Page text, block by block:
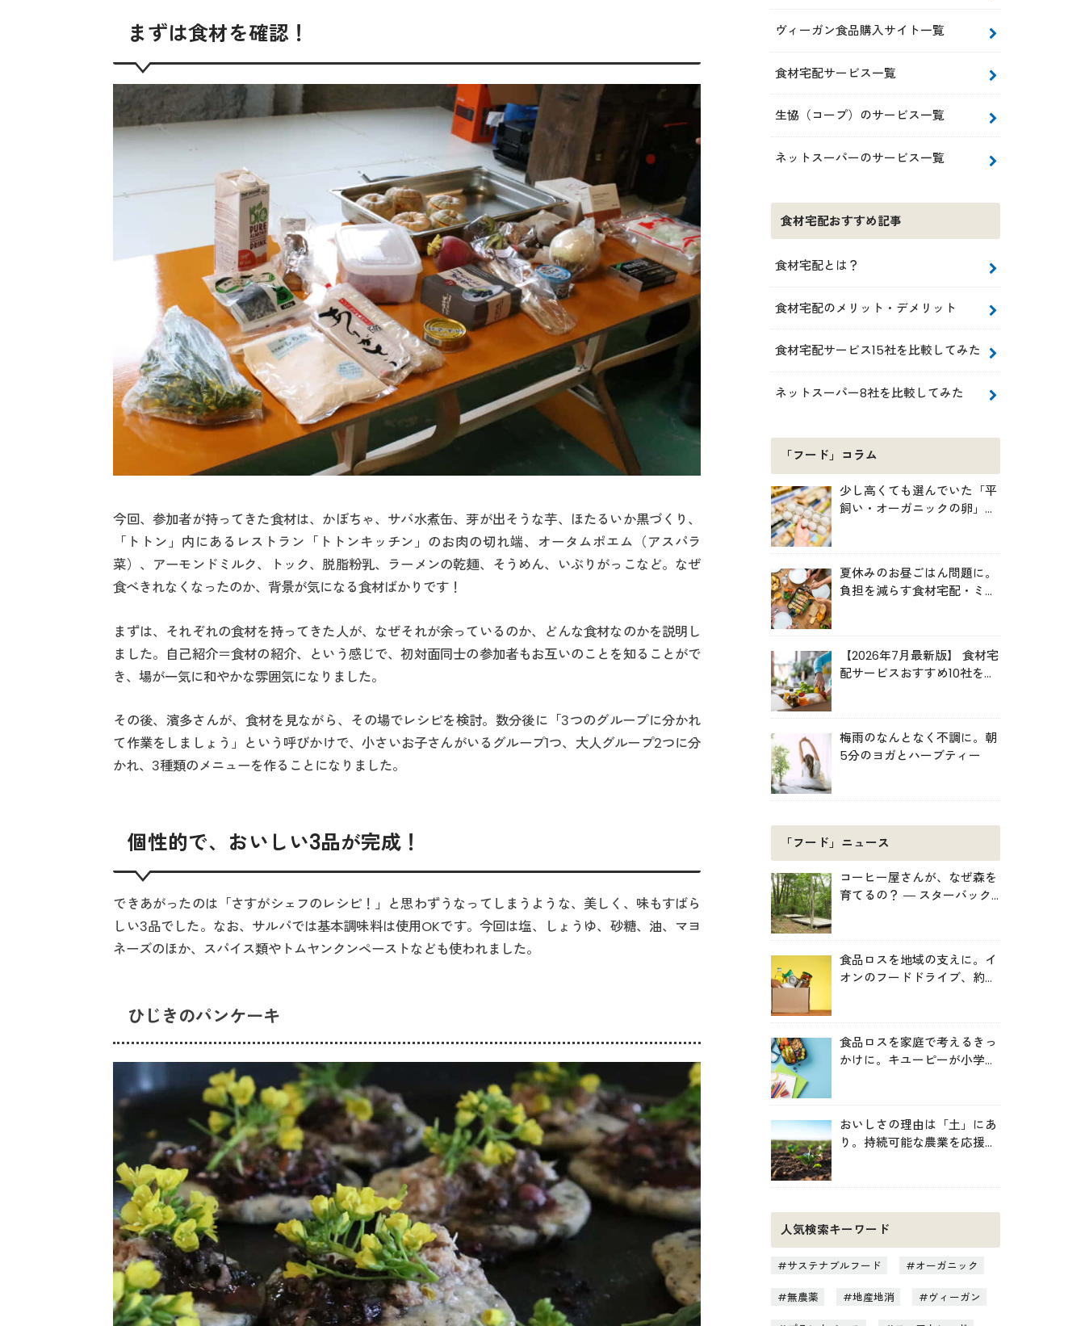
まずは食材を確認！
今回、参加者が持ってきた食材は、かぼちゃ、サバ水煮缶、芽が出そうな芋、ほたるいか黒づくり、
「トトン」内にあるレストラン「トトンキッチン」のお肉の切れ端、オータムポエム（アスパラ
菜）、アーモンドミルク、トック、脱脂粉乳、ラーメンの乾麺、そうめん、いぶりがっこなど。なぜ
食べきれなくなったのか、背景が気になる食材ばかりです！
まずは、それぞれの食材を持ってきた人が、なぜそれが余っているのか、どんな食材なのかを説明し
ました。自己紹介＝食材の紹介、という感じで、初対面同士の参加者もお互いのことを知ることがで
き、場が一気に和やかな雰囲気になりました。
その後、濱多さんが、食材を見ながら、その場でレシピを検討。数分後に「3つのグループに分かれ
て作業をしましょう」という呼びかけで、小さいお子さんがいるグループ1つ、大人グループ2つに分
かれ、3種類のメニューを作ることになりました。
個性的で、おいしい3品が完成！
できあがったのは「さすがシェフのレシピ！」と思わずうなってしまうような、美しく、味もすばら
しい3品でした。なお、サルパでは基本調味料は使用OKです。今回は塩、しょうゆ、砂糖、油、マヨ
ネーズのほか、スパイス類やトムヤンクンペーストなども使われました。
ひじきのパンケーキ
ヴィーガン食品購入サイト一覧
食材宅配サービス一覧
生協（コープ）のサービス一覧
ネットスーパーのサービス一覧
食材宅配おすすめ記事
食材宅配とは？
食材宅配のメリット・デメリット
食材宅配サービス15社を比較してみた
ネットスーパー8社を比較してみた
「フード」コラム
少し高くても選んでいた「平
飼い・オーガニックの卵」。
夏休みのお昼ごはん問題に。
負担を減らす食材宅配・ミー
【2026年7月最新版】 食材宅
配サービスおすすめ10社を比
梅雨のなんとなく不調に。朝
5分のヨガとハーブティー
「フード」ニュース
コーヒー屋さんが、なぜ森を
育てるの？ ― スターバック
食品ロスを地域の支えに。イ
オンのフードドライブ、約
食品ロスを家庭で考えるきっ
かけに。キユーピーが小学生
おいしさの理由は「土」にあ
り。持続可能な農業を応援す
人気検索キーワード
サステナブルフード オーガニック
無農薬 地産地消 ヴィーガン